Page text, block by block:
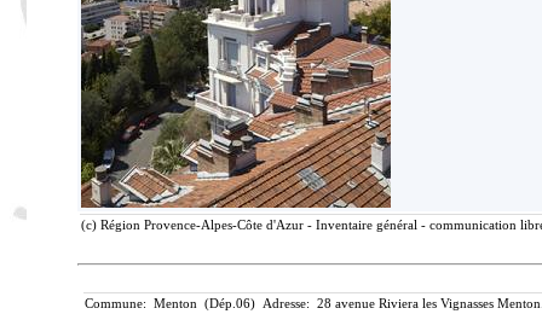
(c) Région Provence-Alpes-Côte d'Azur - Inventaire général - communication
Commune: Menton (Dép.06) Adresse: 28 avenue Riviera les Vignasses